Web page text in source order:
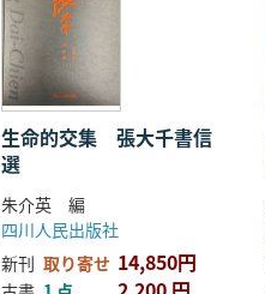
生命的交集 張大千書信
選
朱介英 編
四川人民出版社
新刊 取り寄せ 14,850円